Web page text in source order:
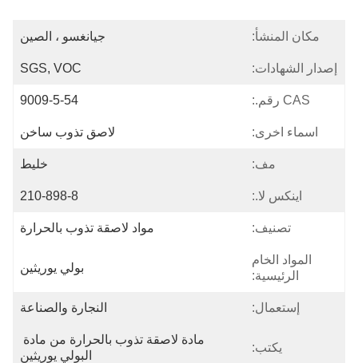
مكان المنشأ: جيانغسو ، الصين
إصدار الشهادات: SGS, VOC
CAS رقم.: 9009-5-54
اسماء اخرى: لاصق تذوب ساخن
مف: خليط
اينكس لا.: 210-898-8
تصنيف: مواد لاصقة تذوب بالحرارة
المواد الخام
الرئيسية:
بولي يوريثين
إستعمال: النجارة والصناعة
يكتب:
مادة لاصقة تذوب بالحرارة من مادة
البولي يوريثين